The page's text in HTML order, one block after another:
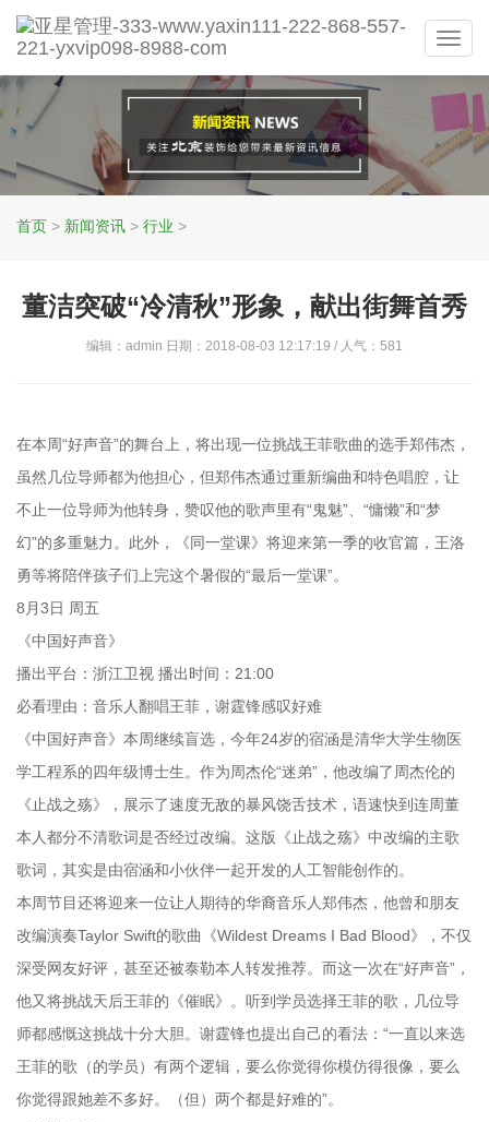
首页 > 新闻资讯 > 行业 >
董洁突破“冷清秋”形象，献出街舞首秀
编辑：admin 日期：2018-08-03 12:17:19 / 人气： 581
在本周“好声音”的舞台上，将出现一位挑战王菲歌曲的选手郑伟杰，
虽然几位导师都为他担心，但郑伟杰通过重新编曲和特色唱腔，让
不止一位导师为他转身，赞叹他的歌声里有“鬼魅”、“慵懒”和“梦
幻”的多重魅力。此外，《同一堂课》将迎来第一季的收官篇，王洛
勇等将陪伴孩子们上完这个暑假的“最后一堂课”。
8月3日 周五
《中国好声音》
播出平台：浙江卫视 播出时间：21:00
必看理由：音乐人翻唱王菲，谢霆锋感叹好难
《中国好声音》本周继续盲选，今年24岁的宿涵是清华大学生物医
学工程系的四年级博士生。作为周杰伦“迷弟”，他改编了周杰伦的
《止战之殇》，展示了速度无敌的暴风饶舌技术，语速快到连周董
本人都分不清歌词是否经过改编。这版《止战之殇》中改编的主歌
歌词，其实是由宿涵和小伙伴一起开发的人工智能创作的。
本周节目还将迎来一位让人期待的华裔音乐人郑伟杰，他曾和朋友
改编演奏Taylor Swift的歌曲《Wildest Dreams I Bad Blood》，不仅
深受网友好评，甚至还被泰勒本人转发推荐。而这一次在“好声音”，
他又将挑战天后王菲的《催眠》。听到学员选择王菲的歌，几位导
师都感慨这挑战十分大胆。谢霆锋也提出自己的看法：“一直以来选
王菲的歌（的学员）有两个逻辑，要么你觉得你模仿得很像，要么
你觉得跟她差不多好。（但）两个都是好难的”。